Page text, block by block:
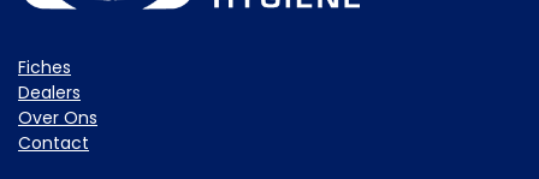
Fiche​s
Dealers
Over Ons
Contact